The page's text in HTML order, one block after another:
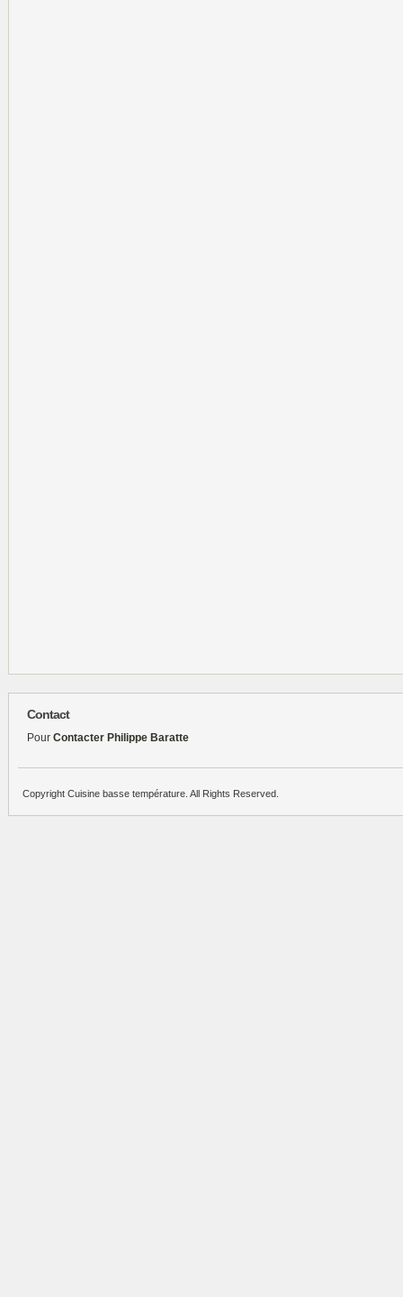
Contact
Pour Contacter Philippe Baratte
Copyright Cuisine basse température. All Rights Reserved.